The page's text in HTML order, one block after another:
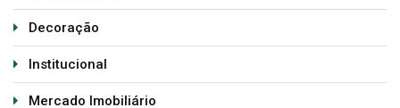
Decoração
Institucional
Mercado Imobiliário